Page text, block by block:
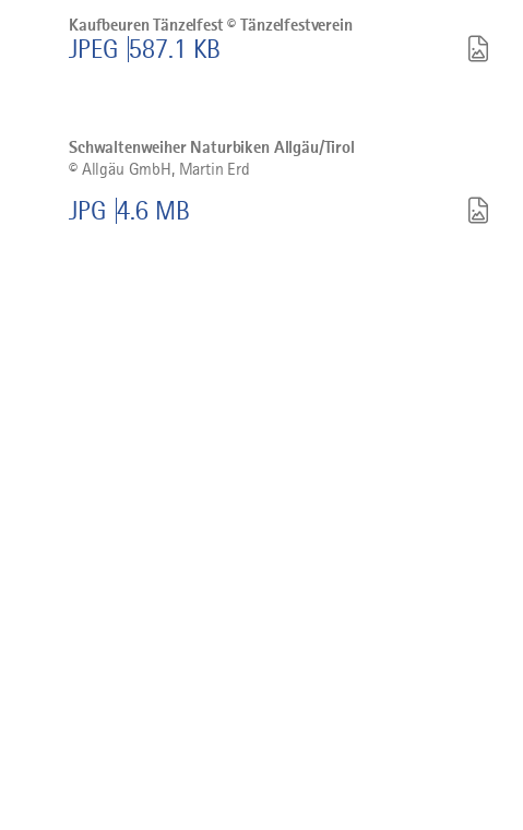
Kaufbeuren Tänzelfest © Tänzelfestverein
JPEG 587.1 KB
Tänzelfest
©
Tänzelfestverein
Schwaltenweiher Naturbiken Allgäu/Tirol
©Allgäu GmbH, Martin Erd
JPG 4.6 MB
Naturbiken
Allgäu/Tirol
herunterladen